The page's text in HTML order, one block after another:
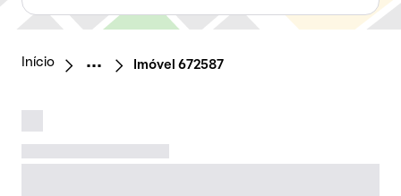
Início Imóvel 672587